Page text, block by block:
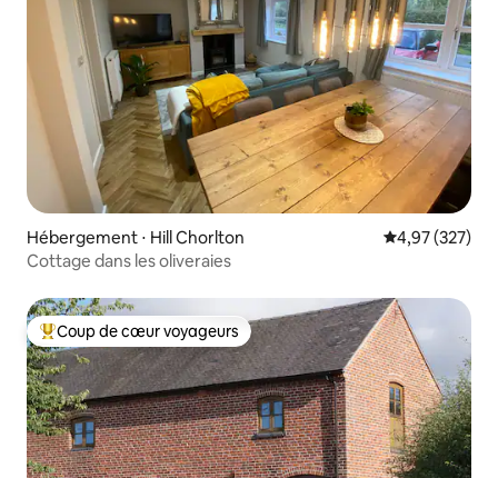
Hébergement ⋅ Hill Chorlton Évaluation
4,97 (327)
Cottage dans les oliveraies
Coups de cœur voyageurs les plus appréciés
Coup de cœur voyageurs